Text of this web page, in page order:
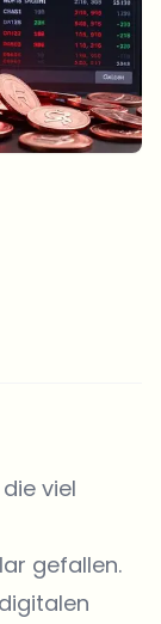
viel
gefallen.